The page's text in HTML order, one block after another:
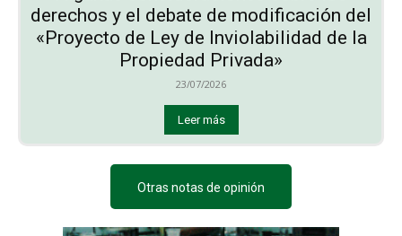
derechos y el debate de modificación del
«Proyecto de Ley de Inviolabilidad de la
Propiedad Privada»
23/07/2026
Leer más
Otras notas de opinión